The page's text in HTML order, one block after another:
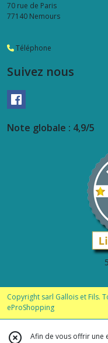
70 rue de Paris
77140 Nemours
Téléphone
Suivez nous
Note globale : 4,9/5
Copyright sarl Gallois et Fils.
eProShopping
Afin de vous offrir une